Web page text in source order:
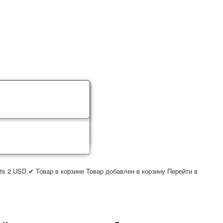
2 USD ✔ Товар в корзине Товар добавлен в корзину Перейти в